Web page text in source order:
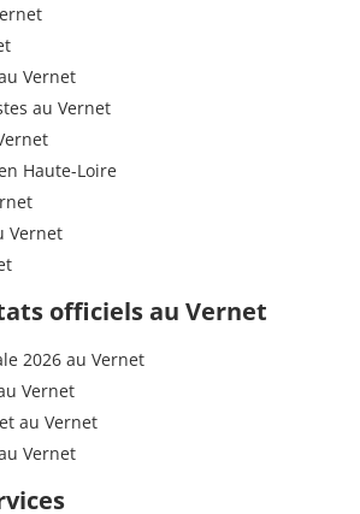
Vernet
au Vernet
Haute-Loire
Vernet
officiels au Vernet
2026 au Vernet
Vernet
au Vernet
Vernet